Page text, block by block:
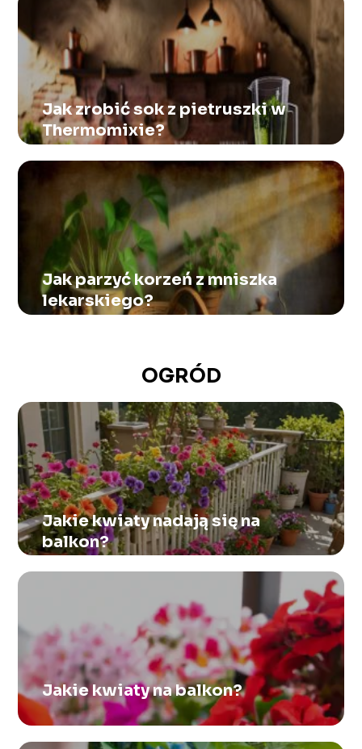
Jak zrobić sok z pietruszki w
Thermomixie?
Jak parzyć korzeń z mniszka
lekarskiego?
OGRÓD
Jakie kwiaty nadają się na
balkon?
Jakie kwiaty na balkon?